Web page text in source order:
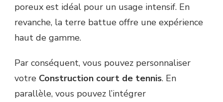
poreux est idéal pour un usage intensif. En
revanche, la terre battue offre une expérience
haut de gamme.
Par conséquent, vous pouvez personnaliser
votre Construction court de tennis. En
parallèle, vous pouvez l’intégrer